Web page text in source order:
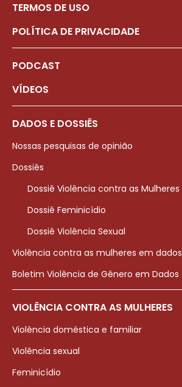
TERMOS DE USO
POLÍTICA DE PRIVACIDADE
PODCAST
VÍDEOS
DADOS E DOSSIÊS
Nossas pesquisas de opinião
Dossiês
Dossiê Violência contra as Mulheres
Dossiê Feminicídio
Dossiê Violência Sexual
Violência contra as mulheres em dados
Boletim Violência de Gênero em Dados
VIOLÊNCIA CONTRA AS MULHERES
Violência doméstica e familiar
Violência sexual
Feminicídio